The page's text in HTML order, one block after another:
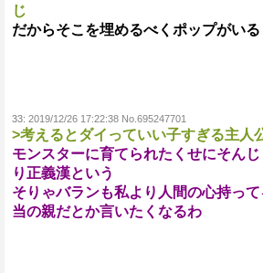
じ
だからそこを埋めるべくポップがいる
33: 2019/12/26 17:22:38 No.695247701
>考えるとダイっていい子すぎる主人
モンスターに育てられたくせにそん
り正義漢という
そりゃバランも私より人間の心持っ
当の親だとか言いたくなるわ